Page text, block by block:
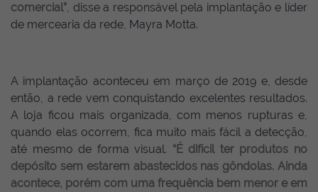
comercial”, disse a responsável pela implantação e líder
de mercearia da rede, Mayra Motta.
A implantação aconteceu em março de 2019 e, desde
então, a rede vem conquistando excelentes resultados.
A loja ficou mais organizada, com menos rupturas e,
quando elas ocorrem, fica muito mais fácil a detecção,
até mesmo de forma visual. “É difícil ter produtos no
depósito sem estarem abastecidos nas gôndolas. Ainda
acontece, porém com uma frequência bem menor e em